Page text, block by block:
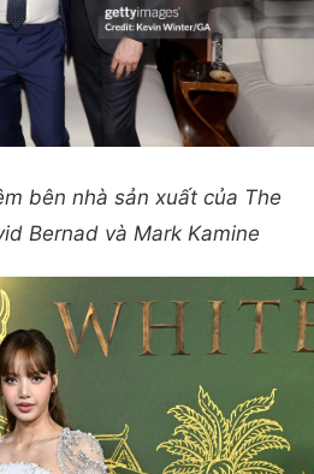
bên nhà sản xuất của The
Bernad và Mark Kamine